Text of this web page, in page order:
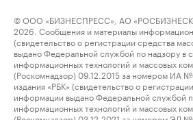
© ООО «БИЗНЕСПРЕСС», АО
2026. Сообщения и материалы
(свидетельство о регистрации средства
выдано Федеральной службой по надзору в
информационных технологий и массовых
(Роскомнадзор) 09.12.2015 за номером ИА
издания «РБК» (свидетельство о
информации выдано Федеральной службой
информационных технологий и массовых